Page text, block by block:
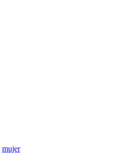
mujer